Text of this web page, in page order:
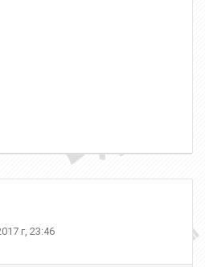
г, 23:46